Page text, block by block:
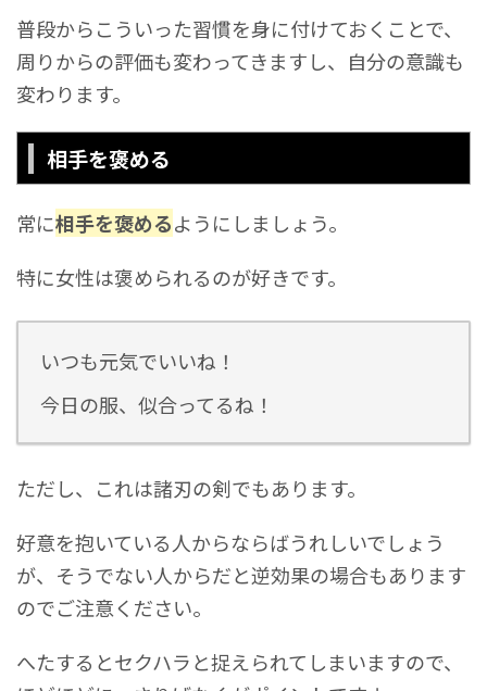
普段からこういった習慣を身に付けておくことで、
周りからの評価も変わってきますし、自分の意識も
変わります。
相手を褒める
常に相手を褒めるようにしましょう。
特に女性は褒められるのが好きです。
いつも元気でいいね！
今日の服、似合ってるね！
ただし、これは諸刃の剣でもあります。
好意を抱いている人からならばうれしいでしょう
が、そうでない人からだと逆効果の場合もあります
のでご注意ください。
へたするとセクハラと捉えられてしまいますので、